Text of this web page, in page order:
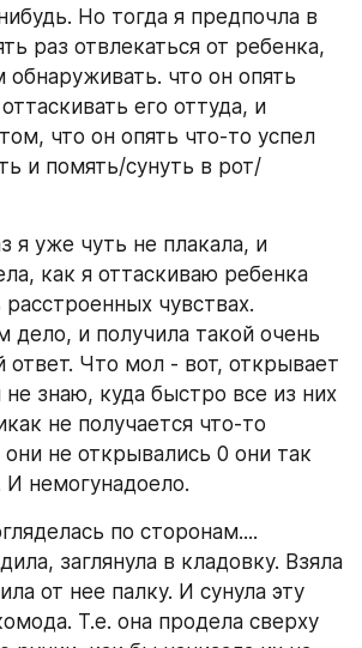
Но тогда я предпочла в
раз отвлекаться от ребенка,
что он опять
его оттуда, и
что он опять что-то успел
и помять/сунуть в рот/
я уже чуть не плакала, и
как я оттаскиваю ребенка
чувствах.
дело, и получила такой очень
ответ. Что мол - вот, открывает
знаю, куда быстро все из них
не получается что-то
не открывались 0 они так
И немогунадоело.
по сторонам....
заглянула в кладовку. Взяла
от нее палку. И сунула эту
Т.е. она продела сверху